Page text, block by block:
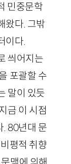
민중문학
왔다. 그밖
이다.
씌어지는
포괄할 수
말이 있듯
금 이 시점
. 80년대 문
평적 취향